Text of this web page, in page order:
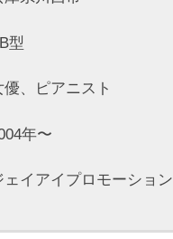
アニスト
年〜
イプロモーション